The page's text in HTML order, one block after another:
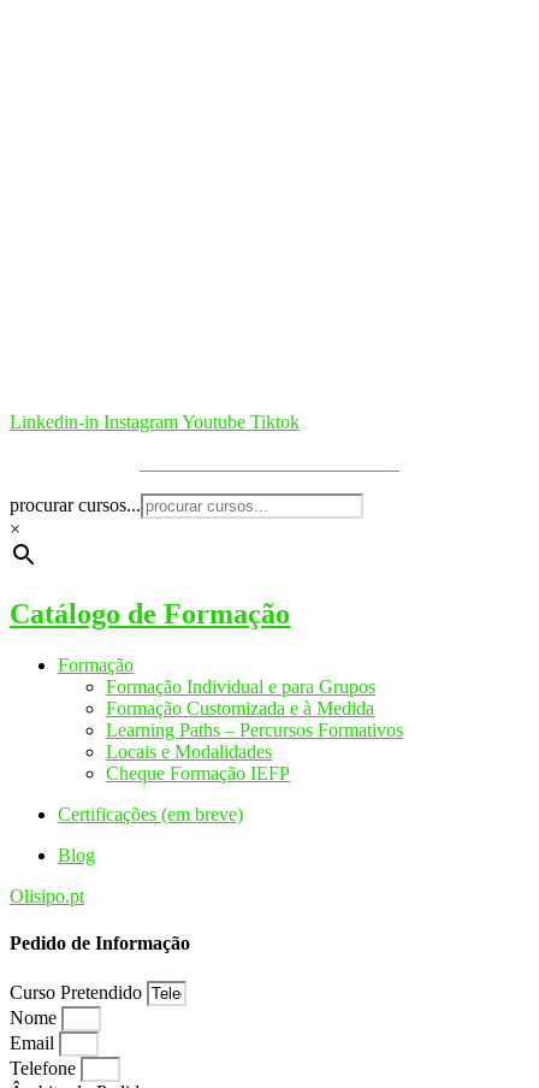
Linkedin-in InstagramYoutube Tiktok
procurar cursos...
×
Catálogo de Formação
Formação
Formação Individual e para Grupos
Formação Customizada e à Medida
Learning Paths – Percursos Formativos
Locais e Modalidades
Cheque Formação IEFP
Certificações (em breve)
Blog
Olisipo.pt
Pedido de Informação
Curso Pretendido
Nome
Email
Telefone